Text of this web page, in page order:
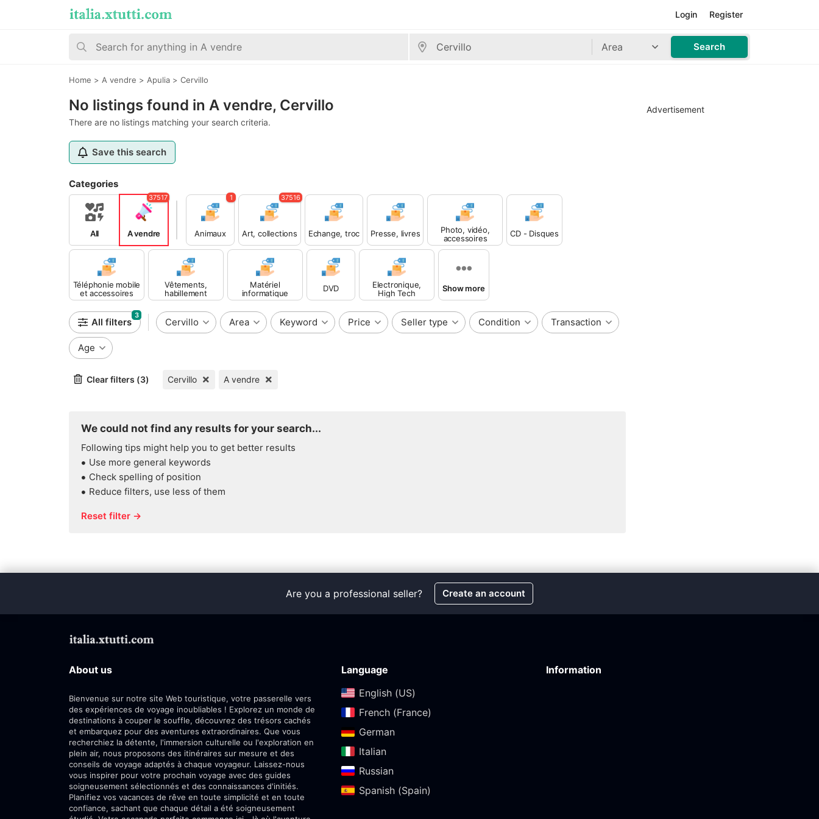
Register
Login
Area Search
Home > A vendre > Apulia > Cervillo
No listings found in A vendre, Cervillo
There are no listings matching your search criteria.
Save this search
Categories
All A vendre
37517
Animaux
1
Art, collections
37516
Echange, troc Presse, livres
Photo, vidéo,
accessoires
CD - Disques
Téléphonie mobile
et accessoires
Vêtements,
habillement
Matériel
informatique
DVD
Electronique,
High Tech
Show more
All filters
3
Cervillo Area Keyword Price Seller type Condition Transaction
Age
Clear filters (3) Cervillo A vendre
We could not find any results for your search...
Following tips might help you to get better results
Use more general keywords
Check spelling of position
Reduce filters, use less of them
Reset filter →
Advertisement
Are you a professional seller? Create an account
About us
Bienvenue sur notre site Web touristique, votre passerelle vers
des expériences de voyage inoubliables ! Explorez un monde de
destinations à couper le souffle, découvrez des trésors cachés
et embarquez pour des aventures extraordinaires. Que vous
recherchiez la détente, l'immersion culturelle ou l'exploration en
plein air, nous proposons des itinéraires sur mesure et des
conseils de voyage adaptés à chaque voyageur. Laissez-nous
vous inspirer pour votre prochain voyage avec des guides
soigneusement sélectionnés et des connaissances d'initiés.
Planifiez vos vacances de rêve en toute simplicité et en toute
confiance, sachant que chaque détail a été soigneusement
Language
English (US)‎
French (France)‎
German‎
Italian‎
Russian‎
Spanish (Spain)‎
Information